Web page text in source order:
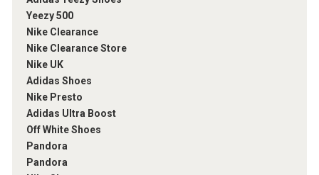
Yeezy 500
Nike Clearance
Nike Clearance Store
Nike UK
Adidas Shoes
Nike Presto
Adidas Ultra Boost
Off White Shoes
Pandora
Pandora